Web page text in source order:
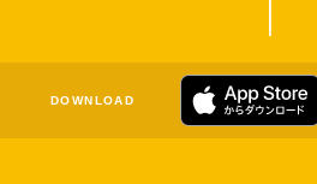
DOWNLOAD